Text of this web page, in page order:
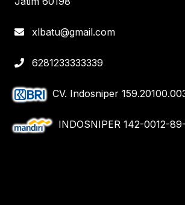
xlbatu@gmail.com
6281233333339
CV. Indosniper
INDOSNIPER 142-0012-